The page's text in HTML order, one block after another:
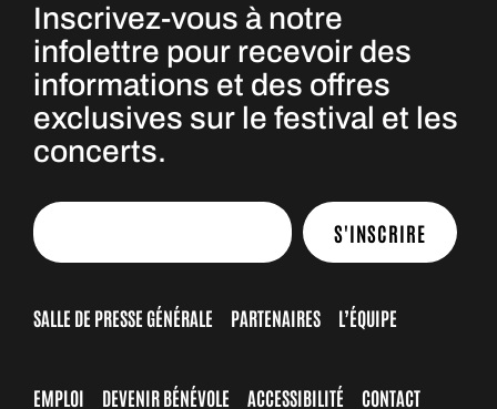
Inscrivez-vous à notre
infolettre pour recevoir des
informations et des offres
exclusives sur le festival et les
concerts.
S'INSCRIRE
SALLE DE PRESSE GÉNÉRALE PARTENAIRES L’ÉQUIPE
EMPLOI DEVENIR BÉNÉVOLE ACCESSIBILITÉ CONTACT